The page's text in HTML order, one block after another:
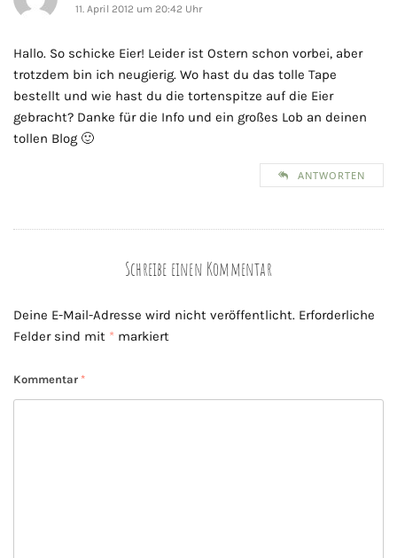
11. April 2012 um 20:42 Uhr
Hallo. So schicke Eier! Leider ist Ostern schon vorbei, aber
trotzdem bin ich neugierig. Wo hast du das tolle Tape
bestellt und wie hast du die tortenspitze auf die Eier
gebracht? Danke für die Info und ein großes Lob an deinen
tollen Blog 🙂
ANTWORTEN
Schreibe einen Kommentar
Deine E-Mail-Adresse wird nicht veröffentlicht. Erforderliche
Felder sind mit * markiert
Kommentar *